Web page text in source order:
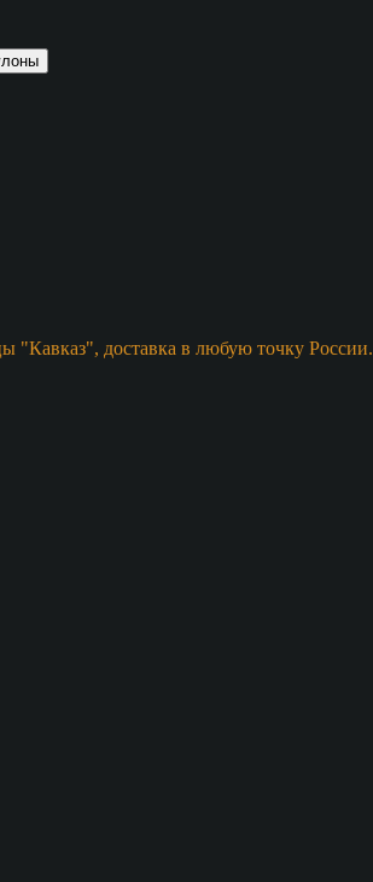
"Кавказ", доставка в любую точку России.